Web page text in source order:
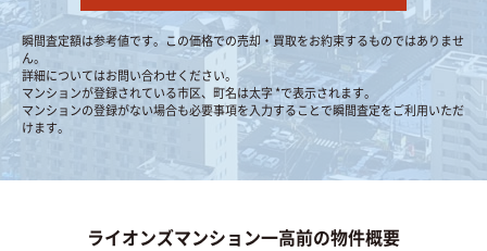
瞬間査定額は参考値です。この価格での売却・買取をお約束するものではありませ
ん。
詳細についてはお問い合わせください。
マンションが登録されている市区、町名は太字 *で表示されます。
マンションの登録がない場合も必要事項を入力することで瞬間査定をご利用いただ
けます。
ライオンズマンション一高前の物件概要